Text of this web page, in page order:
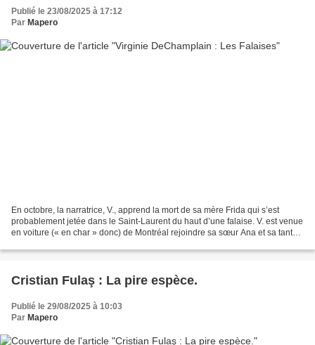
Publié le 23/08/2025 à 17:12
Par Mapero
En octobre, la narratrice, V., apprend la mort de sa mère Frida qui s’est
probablement jetée dans le Saint-Laurent du haut d’une falaise. V. est venue
en voiture (« en char » donc) de Montréal rejoindre sa sœur Ana et sa tante
Cristian Fulaş : La pire espèce.
Publié le 29/08/2025 à 10:03
Par Mapero